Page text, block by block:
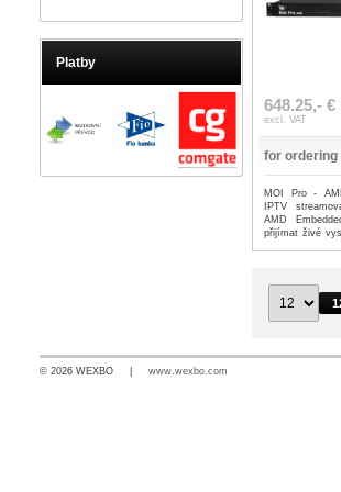
Platby
648.25,- €
excl. VAT
for ordering
MOI Pro -
IPTV
AMD
přijímat živé
© 2026 WEXBO | www.wexbo.com